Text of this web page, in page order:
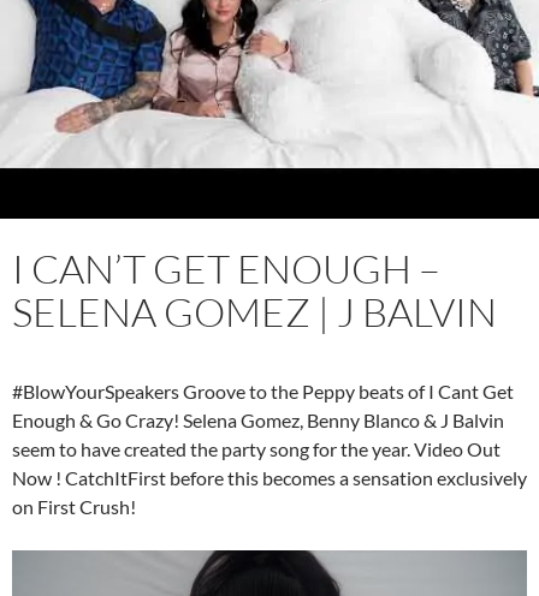
I CAN’T GET ENOUGH –
SELENA GOMEZ | J BALVIN
#BlowYourSpeakers Groove to the Peppy beats of I Cant Get
Enough & Go Crazy! Selena Gomez, Benny Blanco & J Balvin
seem to have created the party song for the year. Video Out
Now ! CatchItFirst before this becomes a sensation exclusively
on First Crush!